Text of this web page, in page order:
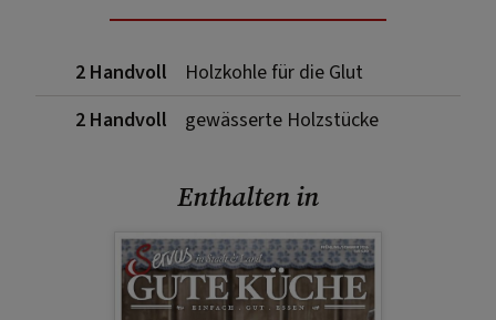
2 Handvoll
Holzkohle für die Glut
2 Handvoll
gewässerte Holzstücke
Enthalten in